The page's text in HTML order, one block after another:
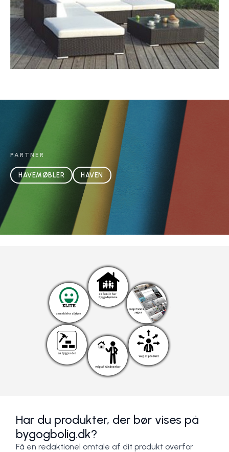
PARTNER
HAVEMØBLER HAVEN
Har du produkter, der bør vises på
bygogbolig.dk?
Få en redaktionel omtale af dit produkt overfor